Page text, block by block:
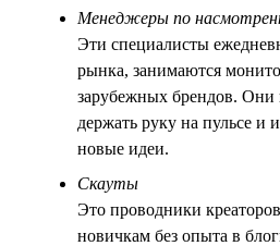
Менеджеры по
Эти специалисты
рынка, занимаются
зарубежных брендов. Они
держать руку на пульсе и
новые идеи.
Скауты
Это проводники
новичкам без опыта в